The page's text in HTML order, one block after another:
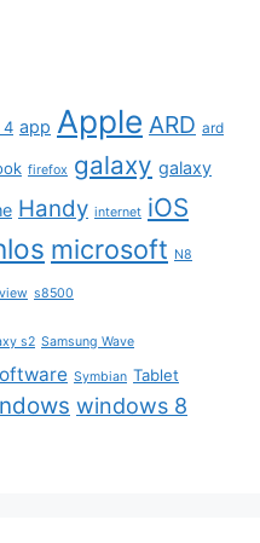
4 app Apple ARD ard
firefox galaxy galaxy
Handy internet iOS
microsoft N8
s8500
s2 Samsung Wave
Symbian Tablet
windows 8